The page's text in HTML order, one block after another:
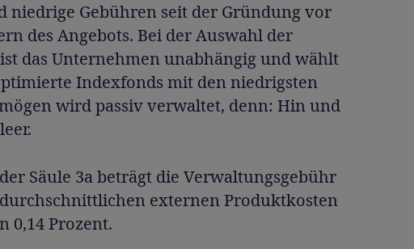
niedrige Gebühren seit der Gründung vor
des Angebots. Bei der Auswahl der
das Unternehmen unabhängig und wählt
Indexfonds mit den niedrigsten
wird passiv verwaltet, denn: Hin und
Säule 3a beträgt die Verwaltungsgebühr
externen Produktkosten
0,14 Prozent.